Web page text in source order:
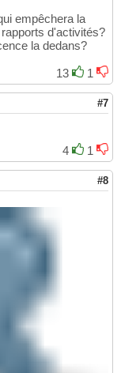
empêchera la
d'activités?
la dedans?
13
1
#7
4
1
#8